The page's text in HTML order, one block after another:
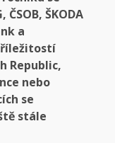
ČSOB, ŠKODA
a
Republic,
nebo
se
stále